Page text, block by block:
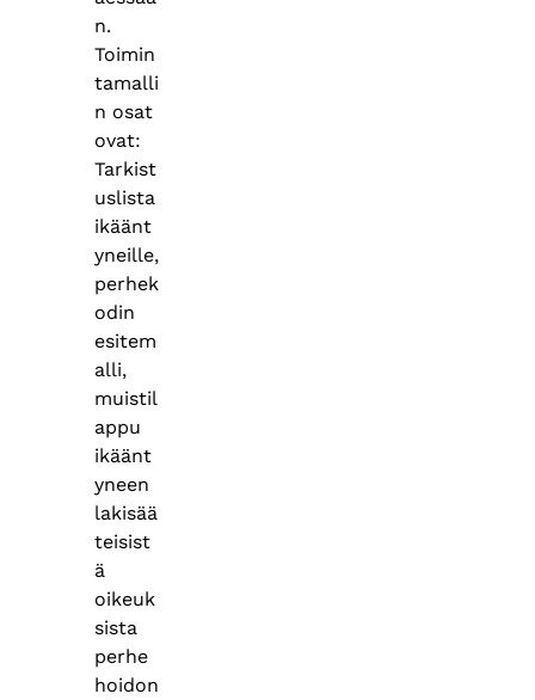
n.
Toimin
tamalli
n osat
ovat:
Tarkist
uslista
ikäänt
yneille,
perhek
odin
esitem
alli,
muistil
appu
ikäänt
yneen
lakisää
teisist
ä
oikeuk
sista
perhe
hoidon